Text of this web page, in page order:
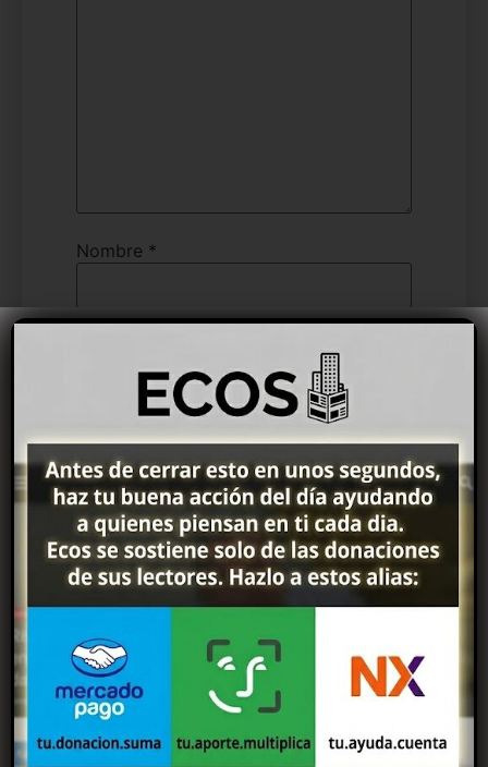
Nombre *
Guardar mi nombre, correo electrónico
y sitio web en este navegador para la
próxima vez que haga un comentario.